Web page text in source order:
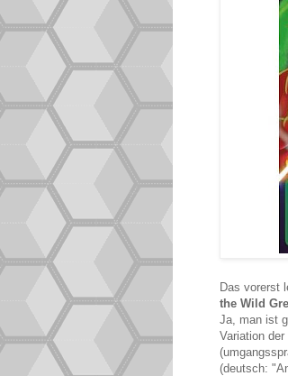
Das vorerst
the Wild
Ja, man ist
Variation
(deutsch: